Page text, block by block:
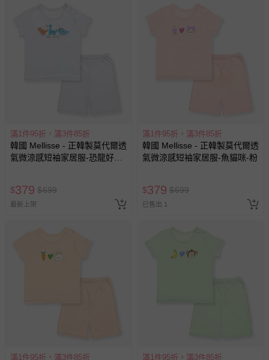
滿1件95折，滿3件85折
韓國 Mellisse - 正韓製莫代爾透
氣微涼感短袖家居服-恐龍好友-
$379 $699
最新上架
滿1件95折，滿3件85折
韓國 Mellisse - 正韓製莫代爾透
氣微涼感短袖家居服-魚貓咪-粉
$379 $699
已售出 1
滿1件95折，滿3件85折 滿1件95折，滿3件85折